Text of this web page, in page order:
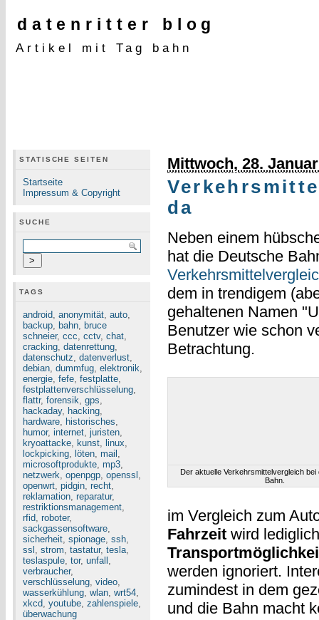
datenritter blog
Artikel mit Tag bahn
STATISCHE SEITEN
Startseite
Impressum & Copyright
SUCHE
TAGS
android, anonymität, auto,
backup, bahn, bruce
schneier, ccc, cctv, chat,
cracking, datenrettung,
datenschutz, datenverlust,
debian, dummfug, elektronik,
energie, fefe, festplatte,
festplattenverschlüsselung,
flattr, forensik, gps,
hackaday, hacking,
hardware, historisches,
humor, internet, juristen,
kryoattacke, kunst, linux,
lockpicking, löten, mail ,
microsoftprodukte, mp3,
netzwerk, openpgp, openssl ,
openwrt, pidgin, recht,
reklamation, reparatur,
restriktionsmanagement,
rfid, roboter,
sackgassensoftware,
sicherheit, spionage, ssh,
ssl , strom, tastatur, tesla,
teslaspule, tor, unfall ,
verbraucher,
verschlüsselung, video,
wasserkühlung, wlan, wrt54,
xkcd, youtube, zahlenspiele,
überwachung
Mittwoch, 28.
da
Neben einem
hat die Deutsche
dem in trendigem
gehaltenen Namen
Benutzer wie schon
Betrachtung.
Der aktuelle Verkehrsmittelvergleich
Bahn.
im Vergleich zum
Fahrzeitwird
werden ignoriert.
zumindest in dem
und die Bahn macht